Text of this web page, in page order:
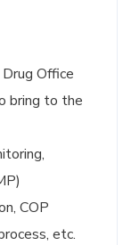
Office
bring to the
COP
etc.